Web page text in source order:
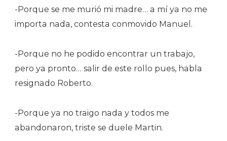
-Porque se me murió mi madre… a mí ya no me
importa nada, contesta conmovido Manuel.
-Porque no he podido encontrar un trabajo,
pero ya pronto… salir de este rollo pues, habla
resignado Roberto.
-Porque ya no traigo nada y todos me
abandonaron, triste se duele Martin.